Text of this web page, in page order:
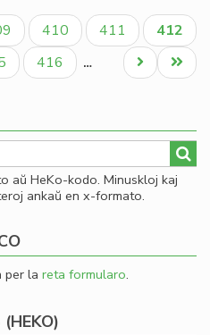
en
la
Paĝo
410 Paĝo
411
Aktuala
paĝo
412
Paĝo
416 …
Last
page
Next
page
aŭ HeKo-kodo. Minuskloj kaj
ankaŭ en x-formato.
per la reta formularo.